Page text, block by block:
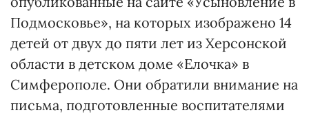
Подмосковье», на которых изображено 14
детей от двух до пяти лет из Херсонской
области в детском доме «Елочка» в
Симферополе. Они обратили внимание на
письма, подготовленные воспитателями